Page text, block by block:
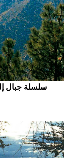
سلسلة جبال